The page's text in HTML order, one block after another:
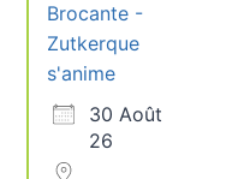
Brocante -
Zutkerque
s'anime
30 Août
26